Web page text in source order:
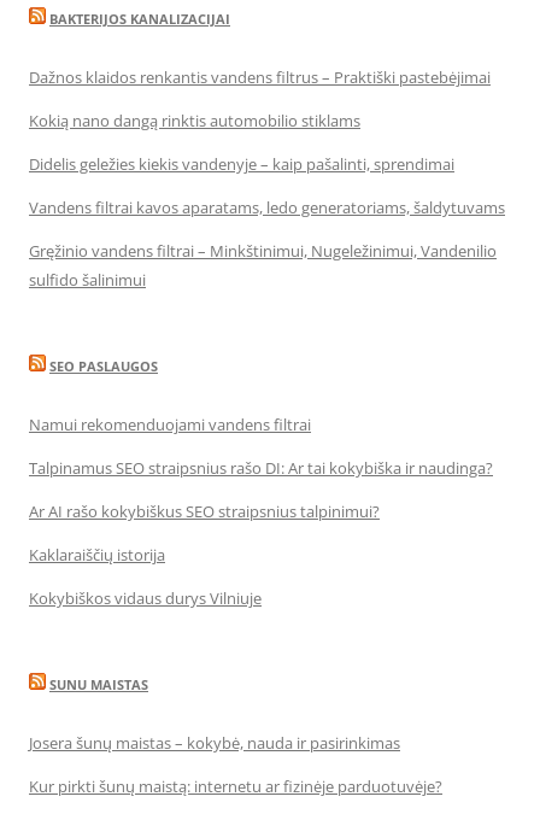
BAKTERIJOS KANALIZACIJAI
Dažnos klaidos renkantis vandens filtrus – Praktiški pastebėjimai
Kokią nano dangą rinktis automobilio stiklams
Didelis geležies kiekis vandenyje – kaip pašalinti, sprendimai
Vandens filtrai kavos aparatams, ledo generatoriams, šaldytuvams
Gręžinio vandens filtrai – Minkštinimui, Nugeležinimui, Vandenilio
sulfido šalinimui
SEO PASLAUGOS
Namui rekomenduojami vandens filtrai
Talpinamus SEO straipsnius rašo DI: Ar tai kokybiška ir naudinga?
Ar AI rašo kokybiškus SEO straipsnius talpinimui?
Kaklaraiščių istorija
Kokybiškos vidaus durys Vilniuje
SUNU MAISTAS
Josera šunų maistas – kokybė, nauda ir pasirinkimas
Kur pirkti šunų maistą: internetu ar fizinėje parduotuvėje?